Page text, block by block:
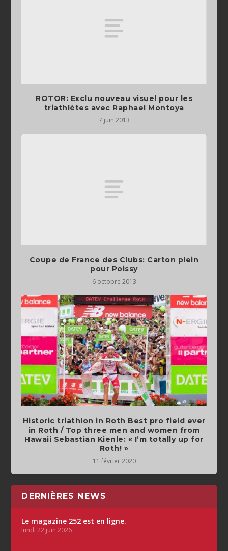
ROTOR: Exclu nouveau visuel pour les
triathlètes avec Raphael Montoya
7 juin 2013
Coupe de France des Clubs: Carton plein
pour Poissy
6 octobre 2013
Historic triathlon in Roth Best pro field ever
in Roth / Top three men and women from
Hawaii Sebastian Kienle: « I’m totally up for
Roth! »
11 février 2020
DERNIÈRES NEWS
Le magazine 252 est en ligne.
lundi 22 juin 2026